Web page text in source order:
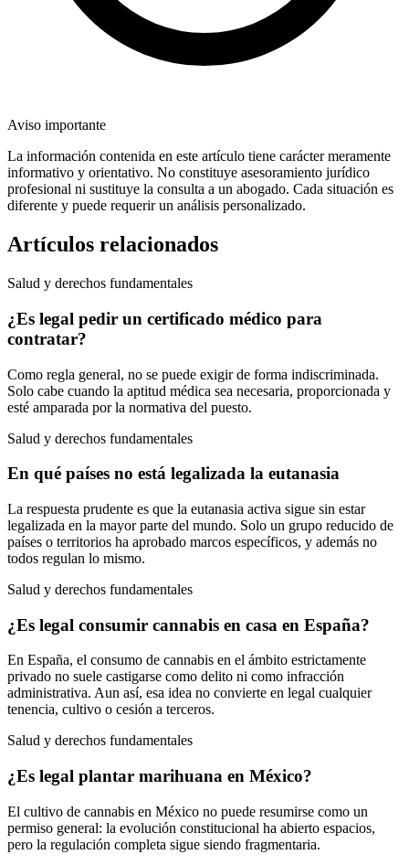
Aviso importante
La información contenida en este artículo tiene carácter meramente
informativo y orientativo. No constituye asesoramiento jurídico
profesional ni sustituye la consulta a un abogado. Cada situación es
diferente y puede requerir un análisis personalizado.
Artículos relacionados
Salud y derechos fundamentales
¿Es legal pedir un certificado médico para
contratar?
Como regla general, no se puede exigir de forma indiscriminada.
Solo cabe cuando la aptitud médica sea necesaria, proporcionada y
esté amparada por la normativa del puesto.
Salud y derechos fundamentales
En qué países no está legalizada la eutanasia
La respuesta prudente es que la eutanasia activa sigue sin estar
legalizada en la mayor parte del mundo. Solo un grupo reducido de
países o territorios ha aprobado marcos específicos, y además no
todos regulan lo mismo.
Salud y derechos fundamentales
¿Es legal consumir cannabis en casa en España?
En España, el consumo de cannabis en el ámbito estrictamente
privado no suele castigarse como delito ni como infracción
administrativa. Aun así, esa idea no convierte en legal cualquier
tenencia, cultivo o cesión a terceros.
Salud y derechos fundamentales
¿Es legal plantar marihuana en México?
El cultivo de cannabis en México no puede resumirse como un
permiso general: la evolución constitucional ha abierto espacios,
pero la regulación completa sigue siendo fragmentaria.